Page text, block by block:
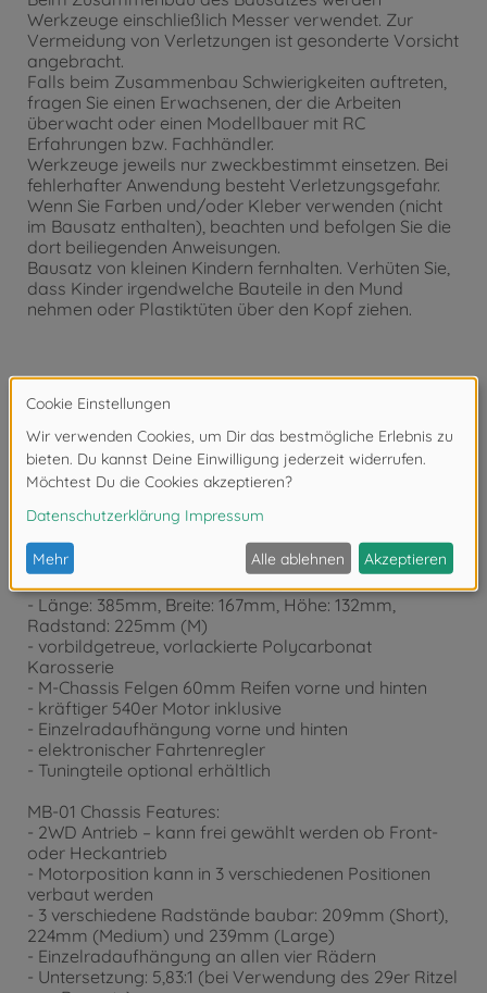
Werkzeuge einschließlich Messer verwendet. Zur
Vermeidung von Verletzungen ist gesonderte Vorsicht
angebracht.
Falls beim Zusammenbau Schwierigkeiten auftreten,
fragen Sie einen Erwachsenen, der die Arbeiten
überwacht oder einen Modellbauer mit RC
Erfahrungen bzw. Fachhändler.
Werkzeuge jeweils nur zweckbestimmt einsetzen. Bei
fehlerhafter Anwendung besteht Verletzungsgefahr.
Wenn Sie Farben und/oder Kleber verwenden (nicht
im Bausatz enthalten), beachten und befolgen Sie die
dort beiliegenden Anweisungen.
Bausatz von kleinen Kindern fernhalten. Verhüten Sie,
dass Kinder irgendwelche Bauteile in den Mund
nehmen oder Plastiktüten über den Kopf ziehen.
Produktdetails
- Bausatzmodell im Maßstab 1/10
- MB-01 Chassis mit 2WD Antrieb
- Länge: 385mm, Breite: 167mm, Höhe: 132mm,
Radstand: 225mm (M)
- vorbildgetreue, vorlackierte Polycarbonat
Karosserie
- M-Chassis Felgen 60mm Reifen vorne und hinten
- kräftiger 540er Motor inklusive
- Einzelradaufhängung vorne und hinten
- elektronischer Fahrtenregler
- Tuningteile optional erhältlich
MB-01 Chassis Features:
- 2WD Antrieb – kann frei gewählt werden ob Front-
oder Heckantrieb
- Motorposition kann in 3 verschiedenen Positionen
verbaut werden
- 3 verschiedene Radstände baubar: 209mm (Short),
224mm (Medium) und 239mm (Large)
- Einzelradaufhängung an allen vier Rädern
- Untersetzung: 5,83:1 (bei Verwendung des 29er Ritzel